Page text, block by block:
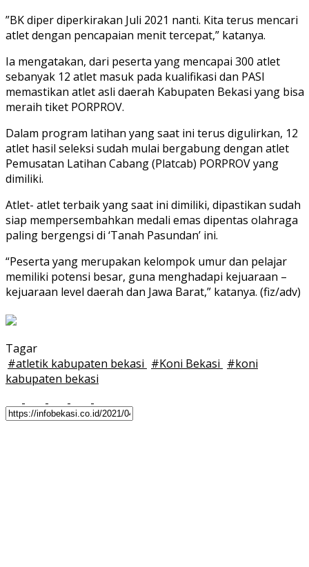
”BK diper diperkirakan Juli 2021 nanti. Kita terus mencari
atlet dengan pencapaian menit tercepat,” katanya.
Ia mengatakan, dari peserta yang mencapai 300 atlet
sebanyak 12 atlet masuk pada kualifikasi dan PASI
memastikan atlet asli daerah Kabupaten Bekasi yang bisa
meraih tiket PORPROV.
Dalam program latihan yang saat ini terus digulirkan, 12
atlet hasil seleksi sudah mulai bergabung dengan atlet
Pemusatan Latihan Cabang (Platcab) PORPROV yang
dimiliki.
Atlet- atlet terbaik yang saat ini dimiliki, dipastikan sudah
siap mempersembahkan medali emas dipentas olahraga
paling bergengsi di ‘Tanah Pasundan’ ini.
“Peserta yang merupakan kelompok umur dan pelajar
memiliki potensi besar, guna menghadapi kejuaraan –
kejuaraan level daerah dan Jawa Barat,” katanya. (fiz/adv)
Tagar
#atletik kabupaten bekasi #Koni Bekasi #koni
kabupaten bekasi